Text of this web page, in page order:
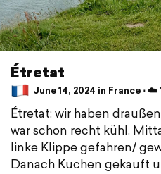
Étretat
June 14, 2024 in France ⋅ ☁️
Étretat: wir haben
war schon recht kühl.
linke Klippe gefahren/
Danach Kuchen gekauft